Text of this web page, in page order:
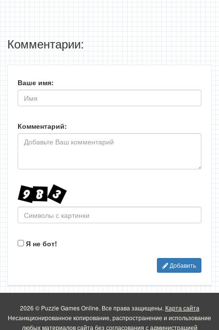
Комментарии:
Ваше имя:
Комментарий:
Я не бот!
Добавить
2026 © Puzzle Games Online. Все права защищены. Карта сайта
Несанкционированное копирование, распространение и использование
любых материалов сайта без согласования с администрацией